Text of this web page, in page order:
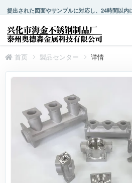
提出された図面やサンプルに対応し、24時間以内
首页 製品センター 详情